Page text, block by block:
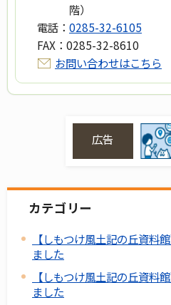
階）
電話： 0285-32-6105
FAX： 0285-32-8610
お問い合わせはこちら
広告
カテゴリー
【しもつけ風土記の丘資料
ました
【しもつけ風土記の丘資料
ました